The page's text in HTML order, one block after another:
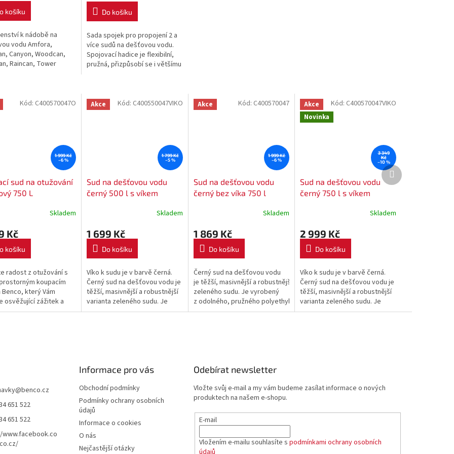
košíku
k nádobě na
vodu Amfora,
Canyon, Woodcan,
Raincan, Tower
Do košíku
Sada spojek pro propojení 2 a
více sudů na dešťovou vodu.
Spojovací hadice je flexibilní,
pružná, přizpůsobí se i většímu
1 999 Kč
–6 %
sud na otužování
750 L
Skladem
Kč
košíku
radost z otužování s
koupacím
který Vám
osvěžující zážitek a
relaxaci přímo na
Kód: C400570047O Akce
1 799 Kč
–5 %
Sud na dešťovou vodu
černý 500 l s víkem
Skladem
1 699 Kč
Do košíku
Víko k sudu je v barvě černá.
Černý sud na dešťovou vodu je
těžší, masivnější a robustnější
varianta zeleného sudu. Je
vyrobený z odolného,
Kód: C400550047VIKO Akce
1 999 Kč
–6 %
Sud na dešťovou vodu
černý bez víka 750 l
Skladem
1 869 Kč
Do košíku
Černý sud na dešťovou vodu
je těžší, masivnější a robustnější varianta
zeleného sudu. Je vyrobený
z odolného, pružného polyethylenu.
Kód: C400570047
Akce
Novinka
3 349
Kč
–10 %
Sud na dešťovou vodu
černý 750 l s víkem
Skladem
2 999 Kč
Do košíku
Víko k sudu je v barvě černá.
Černý sud na dešťovou vodu je
těžší, masivnější a robustnější
varianta zeleného sudu. Je
vyrobený z odolného,
Kód: C400570047VIKO
Další
produkt
@benco.cz
651 522
651 522
Informace pro vás
Obchodní podmínky
Podmínky ochrany osobních
údajů
Informace o cookies
O nás
Nejčastější otázky
Odebírat newsletter
Vložte svůj e-mail a my vám budeme zasílat informace o nových
produktech na našem e-shopu.
E-mail
Vložením e-mailu souhlasíte spodmínkami ochrany osobních
údajů